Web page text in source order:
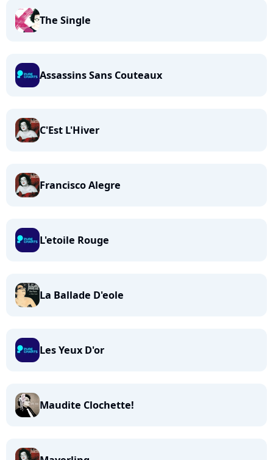
The Single
Assassins Sans Couteaux
C'Est L'Hiver
Francisco Alegre
L'etoile Rouge
La Ballade D'eole
Les Yeux D'or
Maudite Clochette!